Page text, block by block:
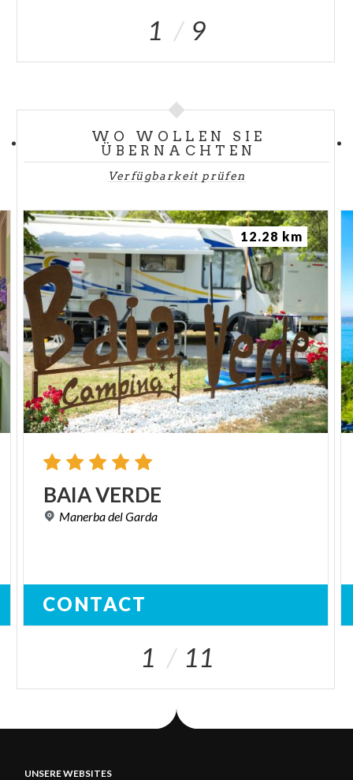
1 9
WO WOLLEN SIE
ÜBERNACHTEN
Verfügbarkeit prüfen
BAIAVERDE
ManerbadelGarda
CONTACT
12.28 km
1 11
UNSERE WEBSITES